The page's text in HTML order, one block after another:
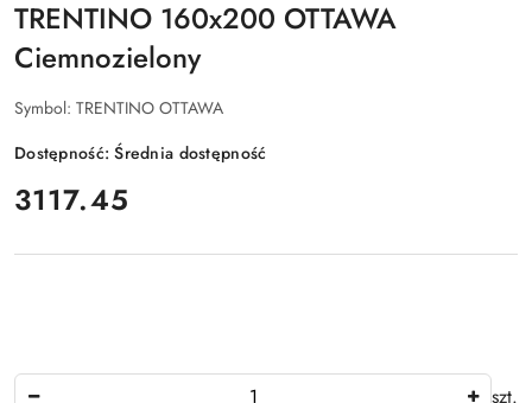
TRENTINO 160x200 OTTAWA
Ciemnozielony
Symbol: TRENTINO OTTAWA
Dostępność:Średnia dostępność
cena:
3117.45
szt.